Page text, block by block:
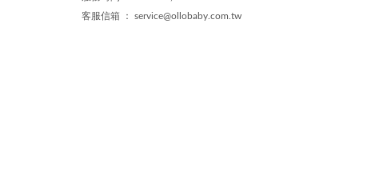
客服信箱 ： service@ollobaby.com.tw